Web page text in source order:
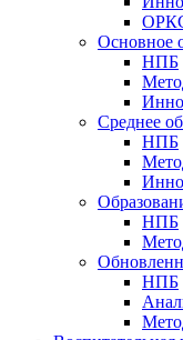
Основное
НПБ
Среднее
НПБ
НПБ
НПБ